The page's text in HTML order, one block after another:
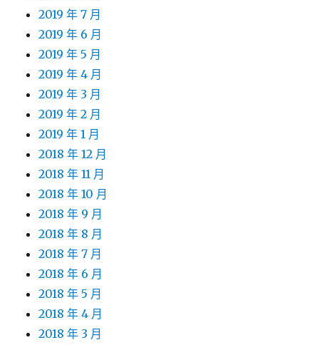
2019 年 7 月
2019 年 6 月
2019 年 5 月
2019 年 4 月
2019 年 3 月
2019 年 2 月
2019 年 1 月
2018 年 12 月
2018 年 11 月
2018 年 10 月
2018 年 9 月
2018 年 8 月
2018 年 7 月
2018 年 6 月
2018 年 5 月
2018 年 4 月
2018 年 3 月